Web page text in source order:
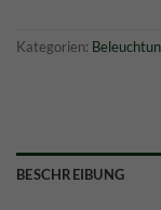
Kategorien:
BESCHREIBUNG